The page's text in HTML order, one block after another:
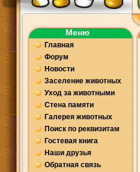
Меню
Главная
Форум
Новости
Заселение животных
Уход за животными
Стена памяти
Галерея животных
Поиск по реквизитам
Гостевая книга
Наши друзья
Обратная связь